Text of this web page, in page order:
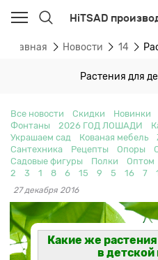
HiTSAD
Главная Новости 14
Растения для
Все новости Скидки Новинки
Фонтаны
2026 ГОД ЛОШАДИ
Украшаем сад
Кованая мебель
Сантехника
Рецепты Опоры
Садовые фигуры
Полки Оптом
2
3 1 8 6 15 9 5 16 7
27 декабря 2016
Какие же
в